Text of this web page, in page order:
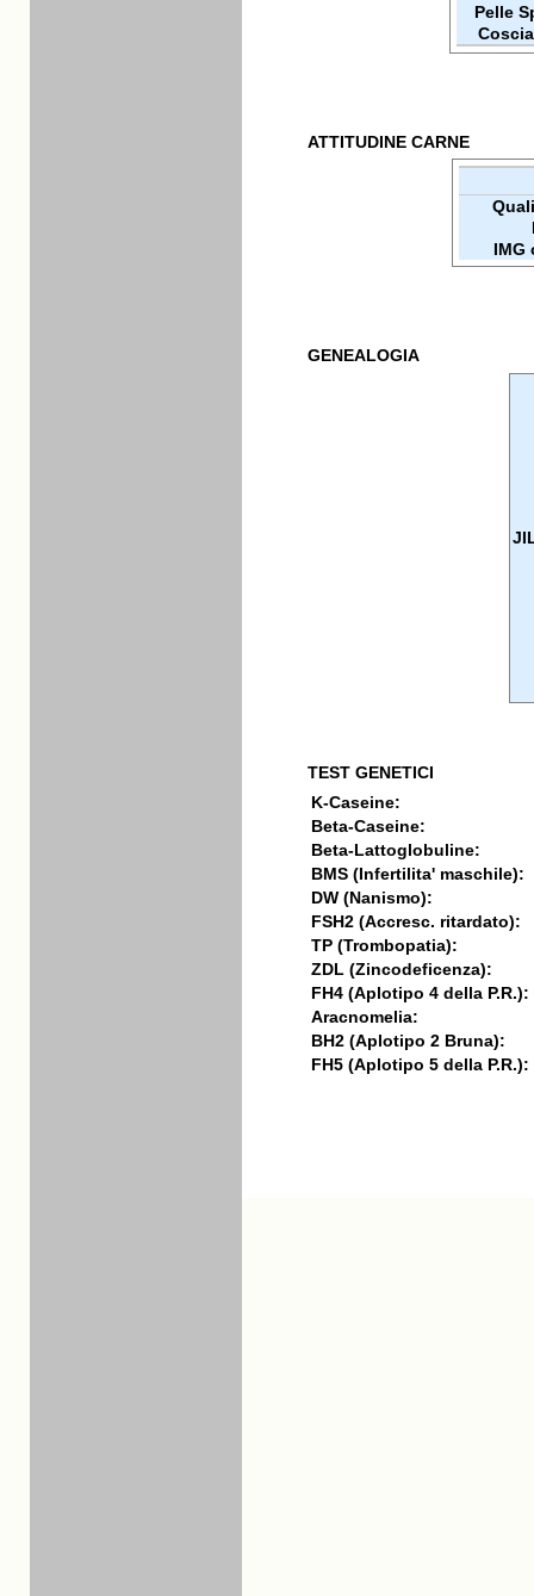
Pelle
ATTITUDINE CARNE
IMG
GENEALOGIA
TEST GENETICI
K-Caseine:
Beta-Caseine:
Beta-Lattoglobuline:
BMS (Infertilita' maschile):
DW (Nanismo):
FSH2 (Accresc. ritardato):
TP (Trombopatia):
ZDL (Zincodeficenza):
FH4 (Aplotipo 4 della P.R.):
Aracnomelia:
BH2 (Aplotipo 2 Bruna):
FH5 (Aplotipo 5 della P.R.):